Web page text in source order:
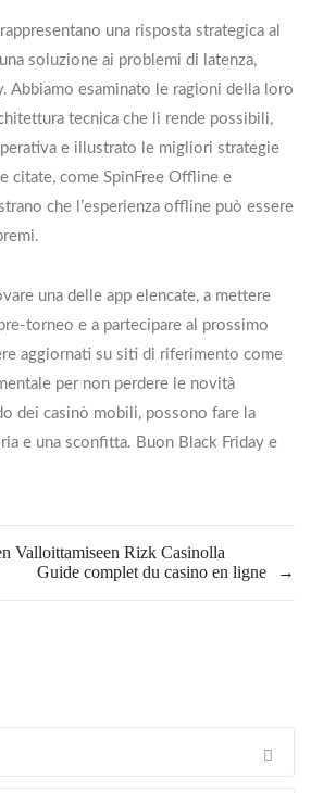
una risposta strategica al
soluzione ai problemi di latenza,
Abbiamo esaminato le ragioni della loro
tecnica che li rende possibili,
e illustrato le migliori strategie
citate, come SpinFree Offline e
che l’esperienza offline può essere
una delle app elencate, a mettere
e a partecipare al prossimo
aggiornati su siti di riferimento come
per non perdere le novità
dei casinò mobili, possono fare la
e una sconfitta. Buon Black Friday e
Valloittamiseen Rizk Casinolla
→
Guide complet du casino en ligne